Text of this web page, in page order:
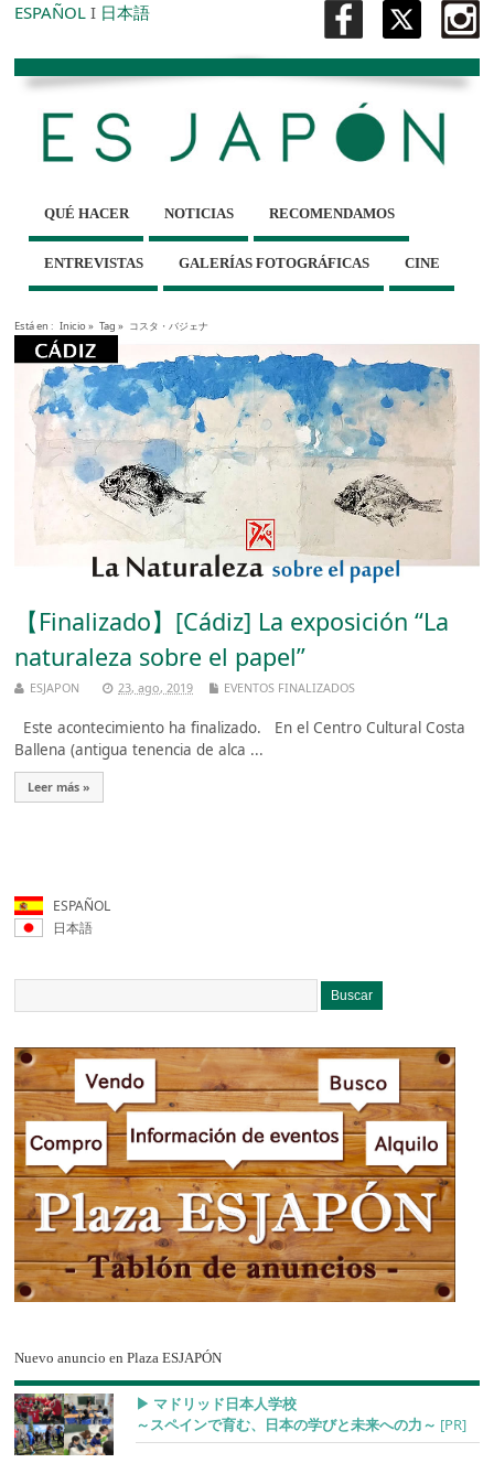
ESPAÑOL I 日本語
QUÉ HACER NOTICIAS RECOMENDAMOS
ENTREVISTAS GALERÍAS FOTOGRÁFICAS CINE
Está en : Inicio» Tag » コスタ・バジェナ
【Finalizado】[Cádiz] La exposición “La
naturaleza sobre el papel”
ESJAPON 23, ago, 2019 EVENTOS FINALIZADOS
Este acontecimiento ha finalizado. En el Centro Cultural Costa
Ballena (antigua tenencia de alca ...
Leer más »
ESPAÑOL
日本語
Nuevo anuncio en Plaza ESJAPÓN
▶︎ マドリッド日本人学校
～スペインで育む、日本の学びと未来への力～ [PR]